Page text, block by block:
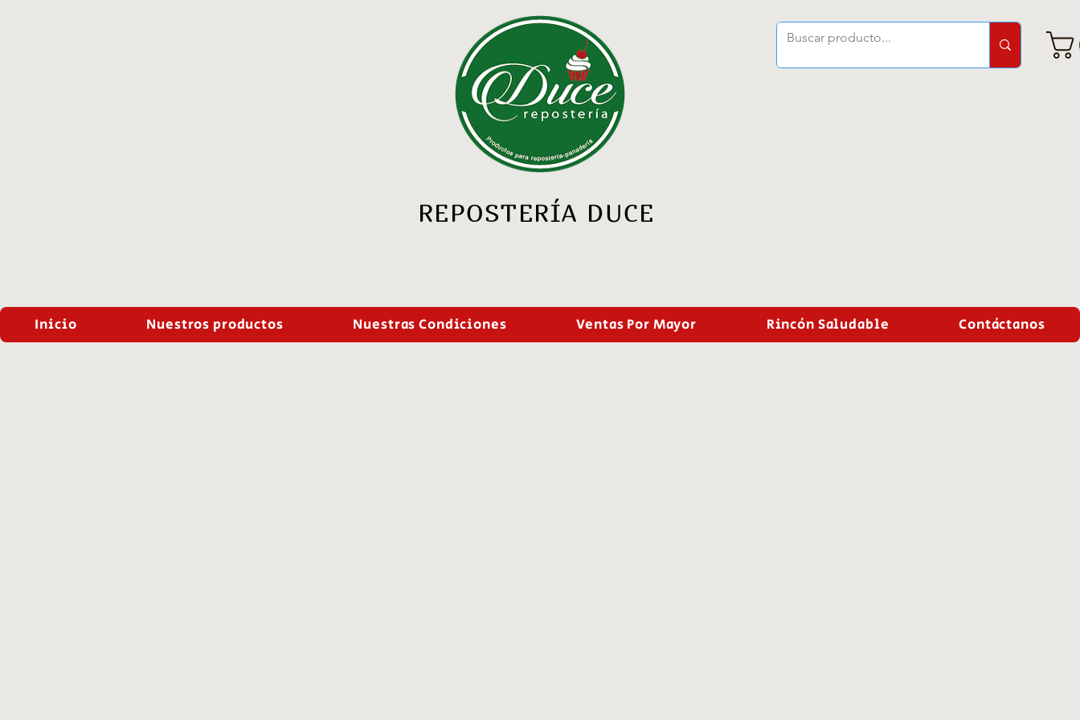
REPOSTERÍA DUCE
Inicio Nuestros productos Nuestras Condiciones Ventas Por Mayor Rincón Saludable Contáctanos